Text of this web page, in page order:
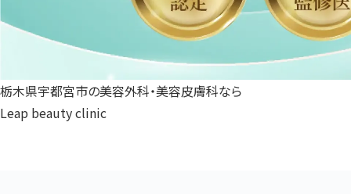
栃木県宇都宮市の美容外科・美容皮膚科なら
Leap beauty clinic